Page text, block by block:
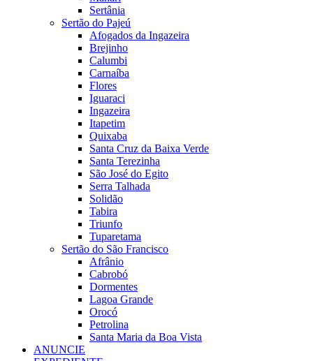
Sertânia
Sertão do Pajeú
Afogados da Ingazeira
Brejinho
Calumbi
Carnaíba
Flores
Iguaraci
Ingazeira
Itapetim
Quixaba
Santa Cruz da Baixa Verde
Santa Terezinha
São José do Egito
Serra Talhada
Solidão
Tabira
Triunfo
Tuparetama
Sertão do São Francisco
Afrânio
Cabrobó
Dormentes
Lagoa Grande
Orocó
Petrolina
Santa Maria da Boa Vista
ANUNCIE